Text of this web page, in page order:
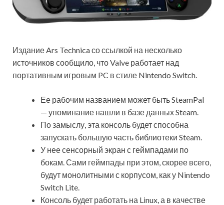
Издание Ars Technica со ссылкой на несколько
источников сообщило, что Valve работает над
портативным игровым PC в стиле Nintendo Switch.
Ее рабочим названием может быть SteamPal
— упоминание нашли в базе данных Steam.
По замыслу, эта консоль будет способна
запускать большую часть библиотеки Steam.
У нее сенсорный экран с геймпадами по
бокам. Сами геймпады при этом, скорее всего,
будут монолитными с корпусом, как у Nintendo
Switch Lite.
Консоль будет работать на Linux, а в качестве